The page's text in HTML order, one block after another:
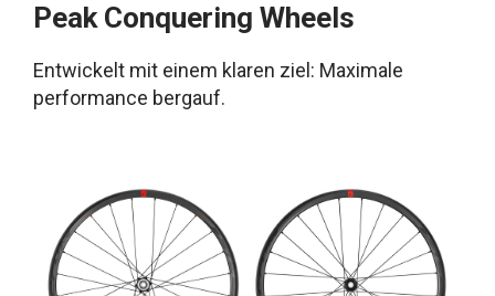
Peak Conquering Wheels
Entwickelt mit einem klaren ziel: Maximale
performance bergauf.